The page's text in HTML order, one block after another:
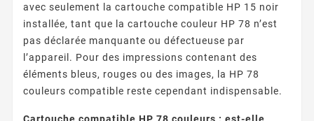
avec seulement la cartouche compatible HP 15 noir
installée, tant que la cartouche couleur HP 78 n’est
pas déclarée manquante ou défectueuse par
l’appareil. Pour des impressions contenant des
éléments bleus, rouges ou des images, la HP 78
couleurs compatible reste cependant indispensable.